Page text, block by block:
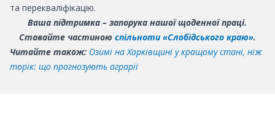
та перекваліфікацію.
Ваша підтримка – запорука нашої щоденної праці.
Ставайте частиною спільноти «Слобідського краю».
Читайте також: Озимі на Харківщині у кращому стані, ніж
торік: що прогнозують аграрії